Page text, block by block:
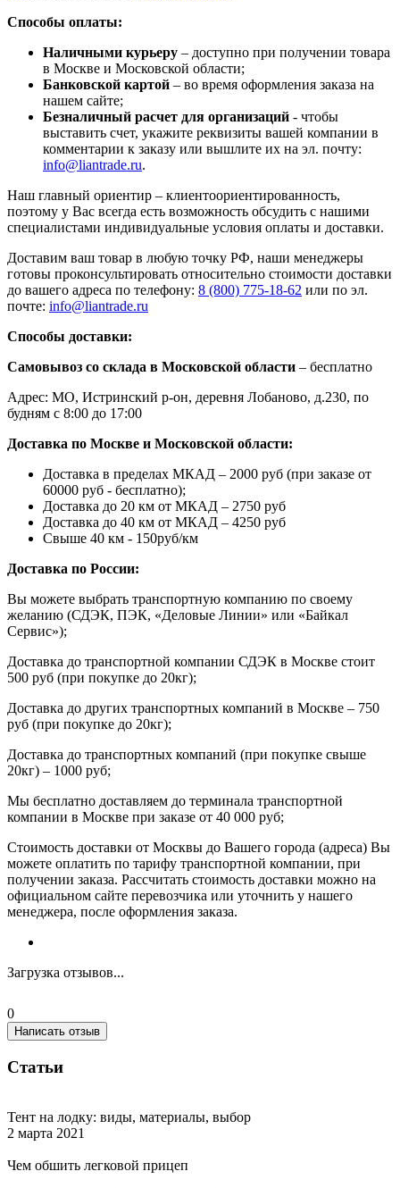
Способы оплаты:
Наличными курьеру – доступно при получении товара
в Москве и Московской области;
Банковской картой – во время оформления заказа на
нашем сайте;
Безналичный расчет для организаций - чтобы
выставить счет, укажите реквизиты вашей компании в
комментарии к заказу или вышлите их на эл. почту:
info@liantrade.ru.
Наш главный ориентир – клиентоориентированность,
поэтому у Вас всегда есть возможность обсудить с нашими
специалистами индивидуальные условия оплаты и доставки.
Доставим ваш товар в любую точку РФ, наши менеджеры
готовы проконсультировать относительно стоимости доставки
до вашего адреса по телефону: 8 (800) 775-18-62 или по эл.
почте: info@liantrade.ru
Способы доставки:
Самовывоз со склада в Московской области – бесплатно
Адрес: МО, Истринский р-он, деревня Лобаново, д.230, по
будням с 8:00 до 17:00
Доставка по Москве и Московской области:
Доставка в пределах МКАД – 2000 руб (при заказе от
60000 руб - бесплатно);
Доставка до 20 км от МКАД – 2750 руб
Доставка до 40 км от МКАД – 4250 руб
Свыше 40 км - 150руб/км
Доставка по России:
Вы можете выбрать транспортную компанию по своему
желанию (СДЭК, ПЭК, «Деловые Линии» или «Байкал
Сервис»);
Доставка до транспортной компании СДЭК в Москве стоит
500 руб (при покупке до 20кг);
Доставка до других транспортных компаний в Москве – 750
руб (при покупке до 20кг);
Доставка до транспортных компаний (при покупке свыше
20кг) – 1000 руб;
Мы бесплатно доставляем до терминала транспортной
компании в Москве при заказе от 40 000 руб;
Стоимость доставки от Москвы до Вашего города (адреса) Вы
можете оплатить по тарифу транспортной компании, при
получении заказа. Рассчитать стоимость доставки можно на
официальном сайте перевозчика или уточнить у нашего
менеджера, после оформления заказа.
Загрузка отзывов...
0
Написать отзыв
Статьи
Тент на лодку: виды, материалы, выбор
2 марта 2021
Чем обшить легковой прицеп